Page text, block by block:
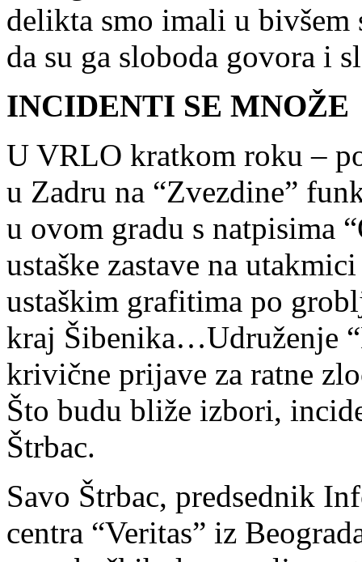
delikta smo imali u bivšem
da su ga sloboda govora i
INCIDENTI SE MNOŽE
U VRLO kratkom roku –
u Zadru na “Zvezdine”
u ovom gradu s natpisima
ustaške zastave na
ustaškim grafitima po
kraj Šibenika…Udruženje
krivične prijave za ratne
Što budu bliže izbori,
Štrbac.
Savo Štrbac, predsednik
centra “Veritas” iz